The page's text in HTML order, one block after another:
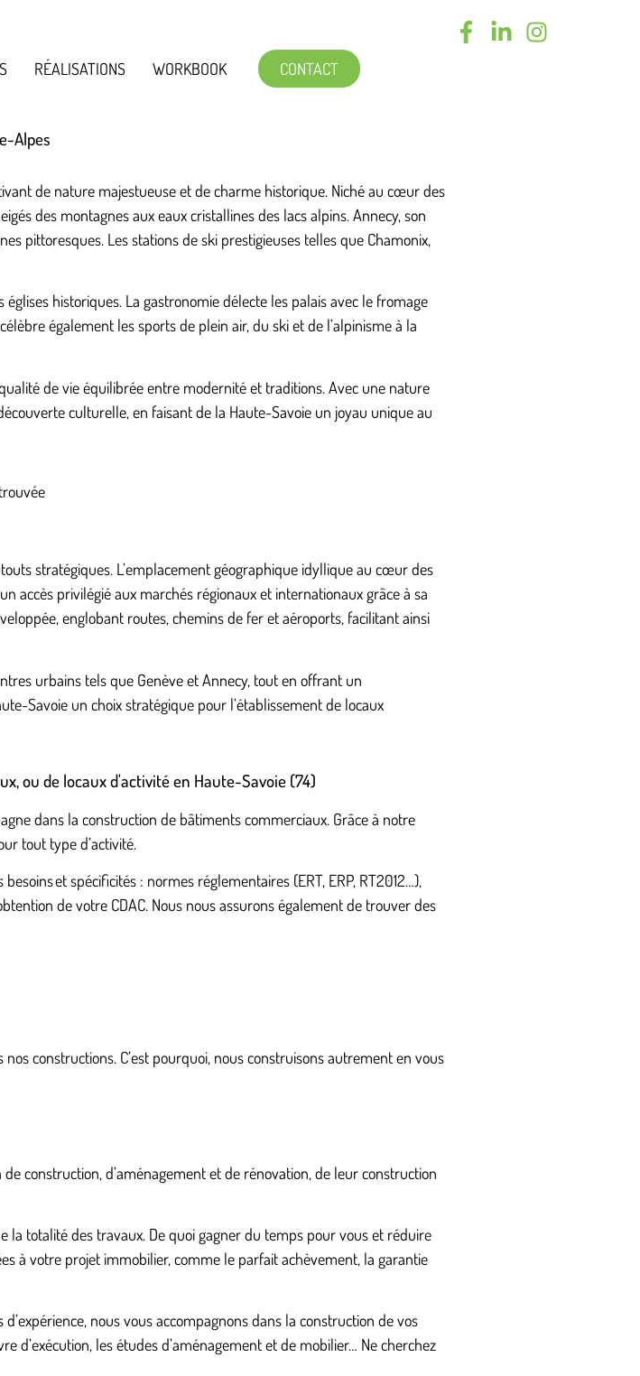
RÉALISATIONS WORKBOOK CONTACT
Alpes
de nature majestueuse et de charme historique. Niché au cœur des
des montagnes aux eaux cristallines des lacs alpins. Annecy, son
pittoresques. Les stations de ski prestigieuses telles que Chamonix,
historiques. La gastronomie délecte les palais avec le fromage
également les sports de plein air, du ski et de l’alpinisme à la
de vie équilibrée entre modernité et traditions. Avec une nature
culturelle, en faisant de la Haute-Savoie un joyau unique au
stratégiques. L’emplacement géographique idyllique au cœur des
accès privilégié aux marchés régionaux et internationaux grâce à sa
englobant routes, chemins de fer et aéroports, facilitant ainsi
urbains tels que Genève et Annecy, tout en offrant un
Savoie un choix stratégique pour l’établissement de locaux
ou de locaux d'activité en Haute-Savoie (74)
dans la construction de bâtiments commerciaux. Grâce à notre
tout type d’activité.
et spécificités : normes réglementaires (ERT, ERP, RT2012…),
de votre CDAC. Nous nous assurons également de trouver des
constructions. C’est pourquoi, nous construisons autrement en vous
construction, d’aménagement et de rénovation, de leur construction
la totalité des travaux. De quoi gagner du temps pour vous et réduire
à votre projet immobilier, comme le parfait achèvement, la garantie
nous vous accompagnons dans la construction de vos
d’exécution, les études d’aménagement et de mobilier… Ne cherchez